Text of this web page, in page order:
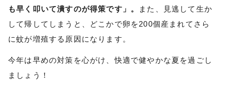
も早く叩いて潰すのが得策です」。
また、見逃して生か
して帰してしまうと、どこかで卵を200個産まれてさら
に蚊が増殖する原因になります。
今年は早めの対策を心がけ、快適で健やかな夏を過ごし
ましょう！